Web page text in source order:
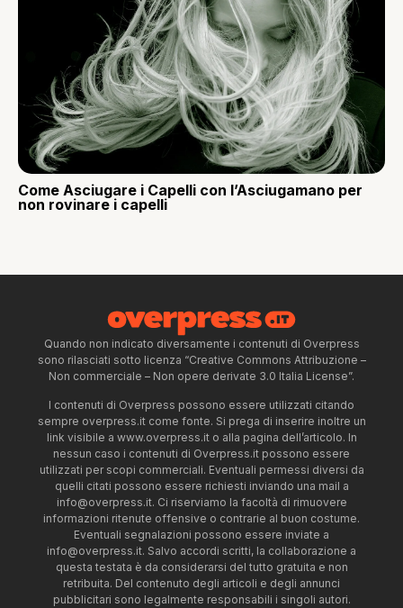
Come Asciugare i Capelli con l’Asciugamano per
non rovinare i capelli
Quando non indicato diversamente i contenuti di Overpress
sono rilasciati sotto licenza “Creative Commons Attribuzione –
Non commerciale – Non opere derivate 3.0 Italia License”.
I contenuti di Overpress possono essere utilizzati citando
sempre overpress.it come fonte. Si prega di inserire inoltre un
link visibile a www.overpress.it o alla pagina dell’articolo. In
nessun caso i contenuti di Overpress.it possono essere
utilizzati per scopi commerciali. Eventuali permessi diversi da
quelli citati possono essere richiesti inviando una mail a
info@overpress.it. Ci riserviamo la facoltà di rimuovere
informazioni ritenute offensive o contrarie al buon costume.
Eventuali segnalazioni possono essere inviate a
info@overpress.it. Salvo accordi scritti, la collaborazione a
questa testata è da considerarsi del tutto gratuita e non
retribuita. Del contenuto degli articoli e degli annunci
pubblicitari sono legalmente responsabili i singoli autori.